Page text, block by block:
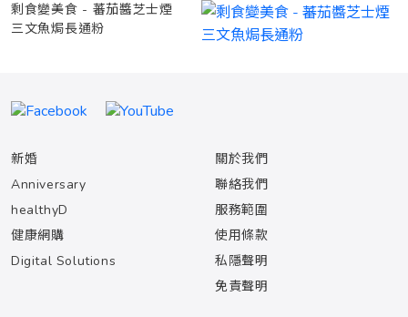
剩食變美食 - 蕃茄醬芝士煙
三文魚焗長通粉
新婚
Anniversary
healthyD
健康網購
Digital Solutions
關於我們
聯絡我們
服務範圍
使用條款
私隱聲明
免責聲明